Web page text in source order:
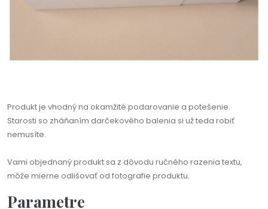
Produkt je vhodný na okamžité podarovanie a potešenie.
Starosti so zháňaním darčekového balenia si už teda robiť
nemusíte.
Vami objednaný produkt sa z dôvodu ručného razenia textu,
môže mierne odlišovať od fotografie produktu.
Parametre